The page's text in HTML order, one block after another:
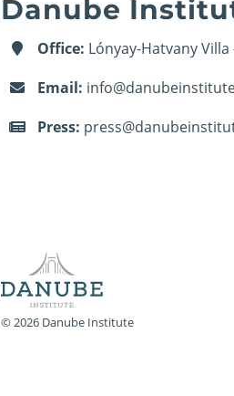
Danube
Office: Lónyay-Hatvany
Email:
Press:
© 2026 Danube Institute